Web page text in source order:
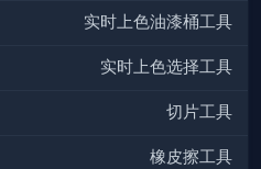
实时上色油漆桶工具
实时上色选择工具
切片工具
橡皮擦工具